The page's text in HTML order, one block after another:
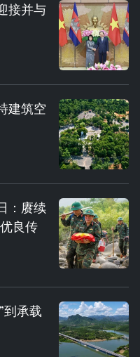
接并与
建筑空
：赓续
良传
承载